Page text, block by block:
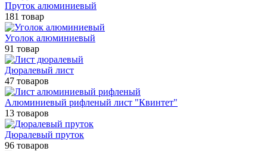
Пруток алюминиевый
181 товар
Уголок алюминиевый
91 товар
Дюралевый лист
47 товаров
Алюминиевый рифленый лист "Квинтет"
13 товаров
Дюралевый пруток
96 товаров